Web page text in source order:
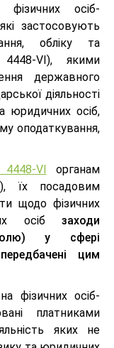
фізичних осіб-
застосовують
обліку та
VI), якими
державного
діяльності
юридичних осіб,
оподаткування,
VI
органам
їх посадовим
щодо фізичних
осіб заходи
у сфері
цим
фізичних осіб-
платниками
яких не